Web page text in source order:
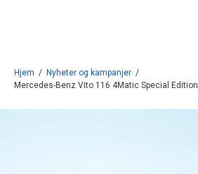
Hjem / Nyheter og kampanjer /
Mercedes-Benz Vito 116 4Matic Special Edition